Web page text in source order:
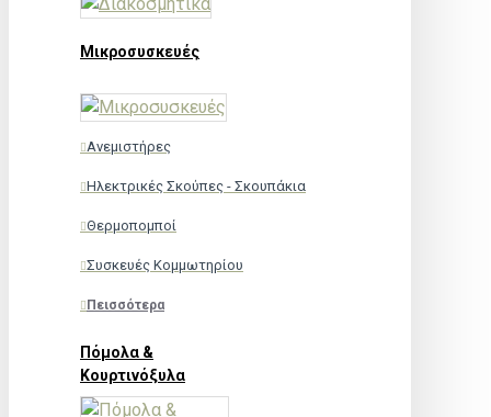
Μικροσυσκευές
Ανεμιστήρες
Ηλεκτρικές Σκούπες - Σκουπάκια
Θερμοπομποί
Συσκευές Κομμωτηρίου
Πεισσότερα
Πόμολα &
Κουρτινόξυλα